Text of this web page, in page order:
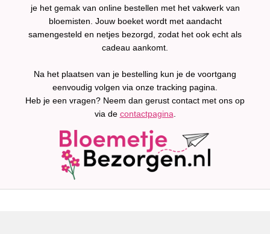
je het gemak van online bestellen met het vakwerk van
bloemisten. Jouw boeket wordt met aandacht
samengesteld en netjes bezorgd, zodat het ook echt als
cadeau aankomt.
Na het plaatsen van je bestelling kun je de voortgang
eenvoudig volgen via onze tracking pagina.
Heb je een vragen? Neem dan gerust contact met ons op
via de contactpagina